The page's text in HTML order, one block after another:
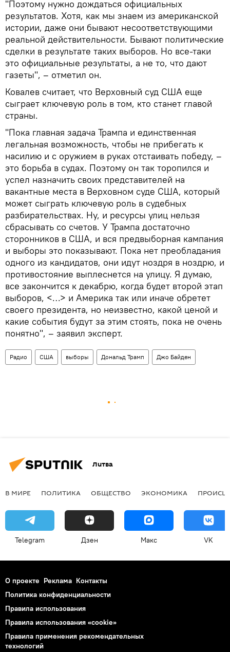
"Поэтому нужно дождаться официальных
результатов. Хотя, как мы знаем из американской
истории, даже они бывают несоответствующими
реальной действительности. Бывают политические
сделки в результате таких выборов. Но все-таки
это официальные результаты, а не то, что дают
газеты", – отметил он.
Ковалев считает, что Верховный суд США еще
сыграет ключевую роль в том, кто станет главой
страны.
"Пока главная задача Трампа и единственная
легальная возможность, чтобы не прибегать к
насилию и с оружием в руках отстаивать победу, –
это борьба в судах. Поэтому он так торопился и
успел назначить своих представителей на
вакантные места в Верховном суде США, который
может сыграть ключевую роль в судебных
разбирательствах. Ну, и ресурсы улиц нельзя
сбрасывать со счетов. У Трампа достаточно
сторонников в США, и вся предвыборная кампания
и выборы это показывают. Пока нет преобладания
одного из кандидатов, они идут ноздря в ноздрю, и
противостояние выплеснется на улицу. Я думаю,
все закончится к декабрю, когда будет второй этап
выборов, <…> и Америка так или иначе обретет
своего президента, но неизвестно, какой ценой и
какие события будут за этим стоять, пока не очень
понятно", – заявил эксперт.
Радио США выборы Дональд Трамп Джо Байден
Литва
В МИРЕ ПОЛИТИКА ОБЩЕСТВО ЭКОНОМИКА
Telegram Дзен Макс VK
О проекте Реклама Контакты
Политика конфиденциальности
Правила использования
Правила использования «cookie»
Правила применения рекомендательных
технологий